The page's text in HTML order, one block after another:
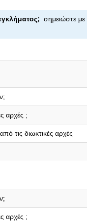
σημειώστε με
αρχές ;
τις διωκτικές αρχές
αρχές ;